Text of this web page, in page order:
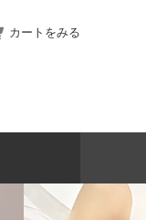
カートをみる